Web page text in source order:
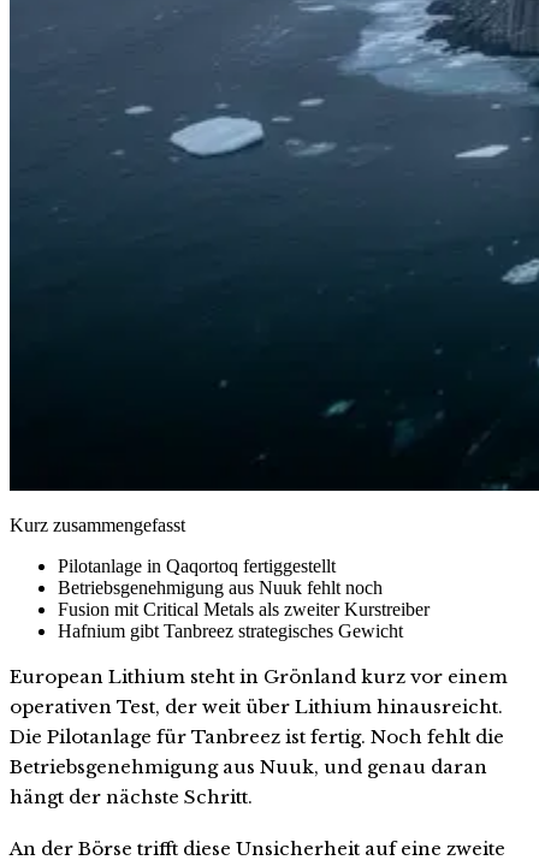
Kurz zusammengefasst
Pilotanlage in Qaqortoq fertiggestellt
Betriebsgenehmigung aus Nuuk fehlt noch
Fusion mit Critical Metals als zweiter Kurstreiber
Hafnium gibt Tanbreez strategisches Gewicht
European Lithium steht in Grönland kurz vor einem
operativen Test, der weit über Lithium hinausreicht.
Die Pilotanlage für Tanbreez ist fertig. Noch fehlt die
Betriebsgenehmigung aus Nuuk, und genau daran
hängt der nächste Schritt.
An der Börse trifft diese Unsicherheit auf eine zweite